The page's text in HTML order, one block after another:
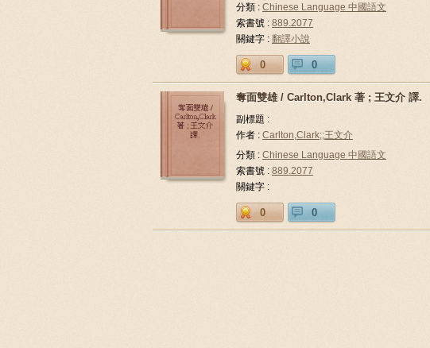
分類 : Chinese Language 中國語文
索書號 : 889.2077
關鍵字 : 翻譯小說
0 0
奪面雙雄 / Carlton,Clark 著 ; 王文介 譯.
副標題 :
作者 : Carlton,Clark;;王文介
分類 : Chinese Language 中國語文
索書號 : 889.2077
關鍵字 :
0 0